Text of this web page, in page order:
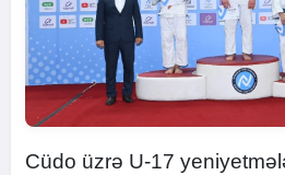
Cüdo üzrə U-17